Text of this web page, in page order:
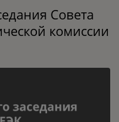
Совета
комиссии